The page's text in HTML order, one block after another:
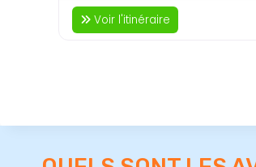
Voir l'itinéraire